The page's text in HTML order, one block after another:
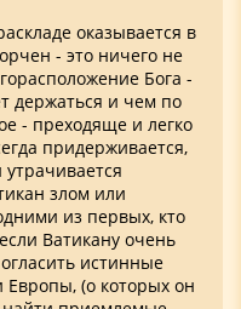
оказывается в
- это ничего не
Бога -
держаться и чем по
- преходяще и легко
придерживается,
злом или
из первых, кто
Ватикану очень
истинные
(о которых он